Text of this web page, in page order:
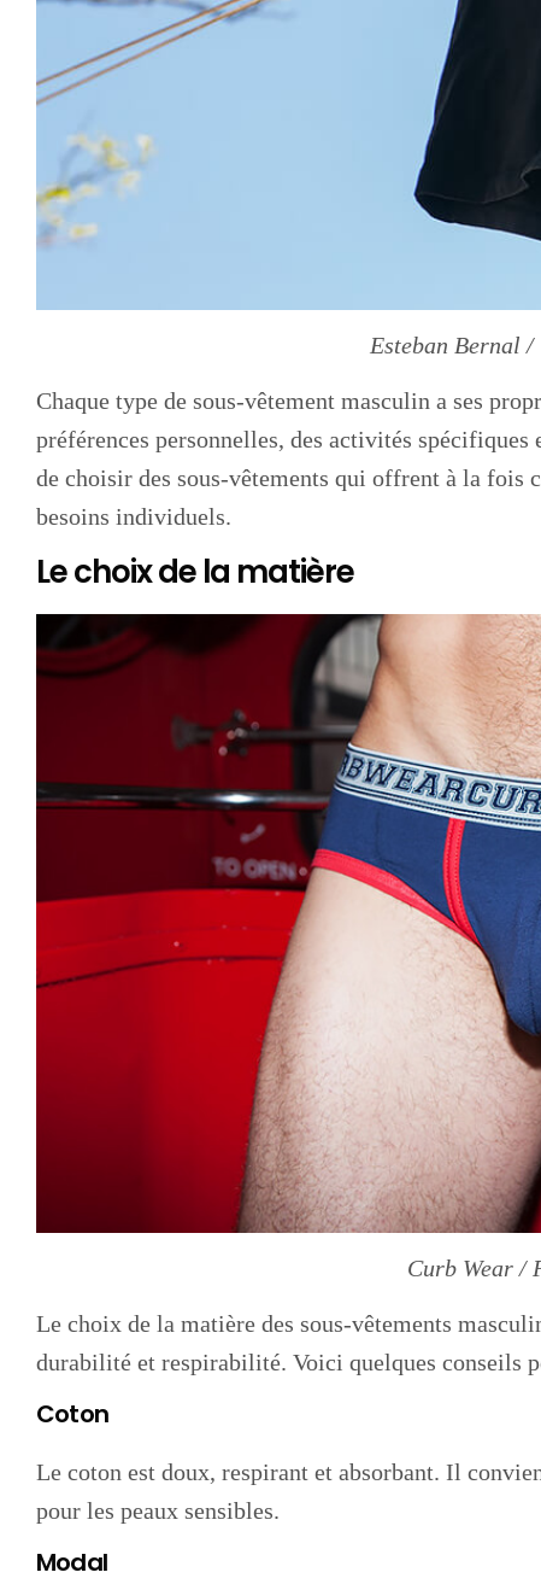
Esteban Bernal /
Chaque type de sous-vêtement masculin a ses
préférences personnelles, des activités spécifiques
de choisir des sous-vêtements qui offrent à la fois
besoins individuels.
Le choix de la matière
Curb Wear /
Le choix de la matière des sous-vêtements
durabilité et respirabilité. Voici quelques conseils
Coton
Le coton est doux, respirant et absorbant. Il
pour les peaux sensibles.
Modal